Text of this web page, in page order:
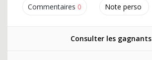
Commentaires 0 Note perso
Consulter les gagnants